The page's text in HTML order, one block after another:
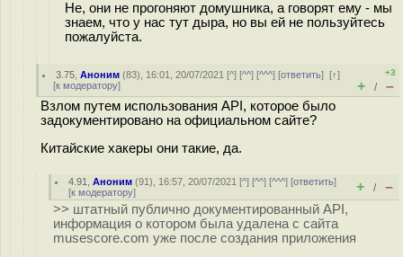
Не, они не прогоняют домушника, а говорят ему - мы
знаем, что у нас тут дыра, но вы ей не пользуйтесь
пожалуйста.
3.75 ,Аноним (83), 16:01, 20/07/2021 [^] [^^] [^^^] [ответить][↑]
[к модератору]
+3
+ / –
Взлом путем использования API, которое было
задокументировано на официальном сайте?
Китайские хакеры они такие, да.
4.91 ,Аноним (91), 16:57, 20/07/2021 [^] [^^] [^^^] [ответить]
[к модератору] + / –
>> штатный публично документированный API,
информация о котором была удалена с сайта
musescore.com уже после создания приложения